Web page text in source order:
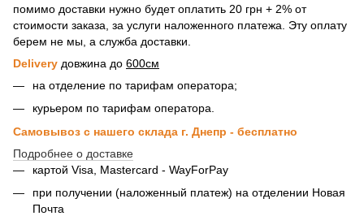
помимо доставки нужно будет оплатить 20 грн + 2% от
стоимости заказа, за услуги наложенного платежа. Эту оплату
берем не мы, а служба доставки.
Delivery довжина до 600см
на отделение по тарифам оператора;
курьером по тарифам оператора.
Самовывоз с нашего склада г. Днепр - бесплатно
Подробнее о доставке
картой Visa, Mastercard - WayForPay
при получении (наложенный платеж) на отделении Новая
Почта